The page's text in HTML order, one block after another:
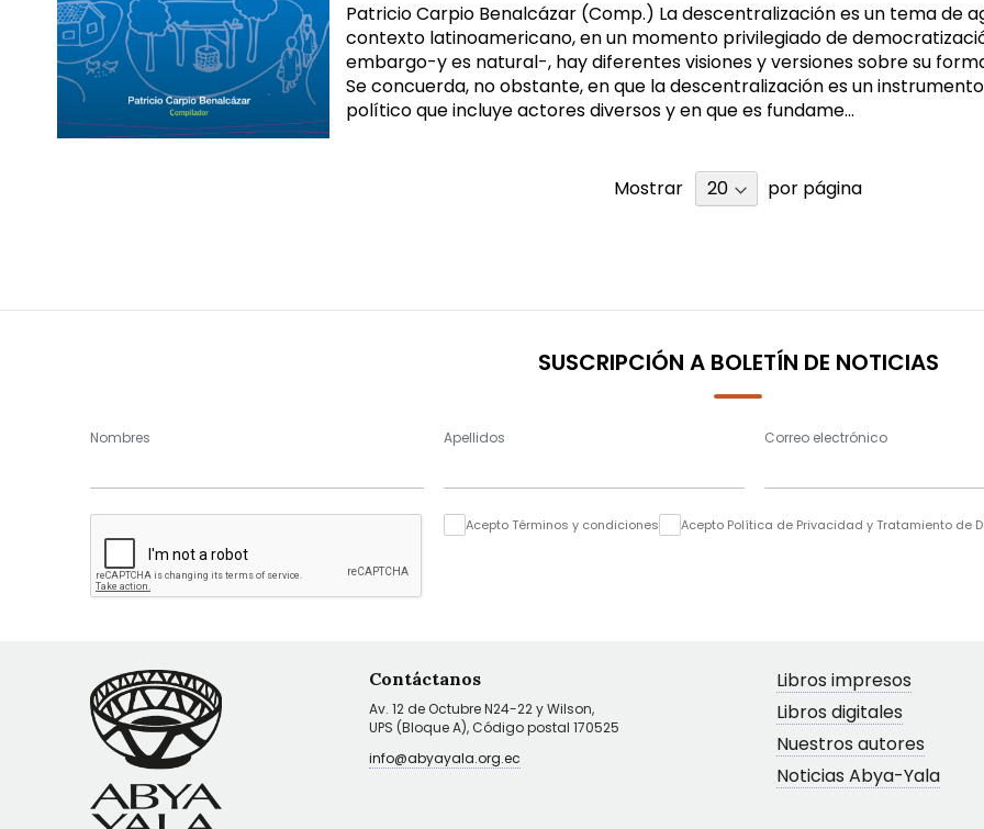
Patricio Carpio Benalcázar (Comp.) La descentralización es un tema de
contexto latinoamericano, en un momento privilegiado de
embargo-y es natural-, hay diferentes visiones y versiones sobre su
Se concuerda, no obstante, en que la descentralización es un
político que incluye actores diversos y en que es fundame...
Mostrar por página
SUSCRIPCIÓN A BOLETÍN DE NOTICIAS
Nombres Apellidos Correo electrónico
Acepto Términos y condiciones Acepto Política de Privacidad y Tratamiento de
Contáctanos
Av. 12 de Octubre N24-22 y Wilson,
UPS (Bloque A), Código postal 170525
info@abyayala.org.ec
Libros impresos
Libros digitales
Nuestros autores
Noticias Abya-Yala